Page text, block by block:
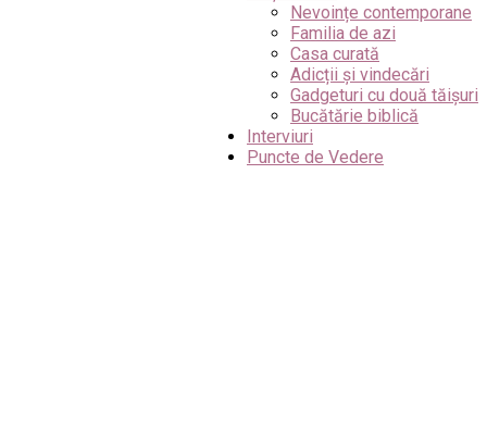
Nevoințe contemporane
Familia de azi
Casa curată
Adicții și vindecări
Gadgeturi cu două tăișuri
Bucătărie biblică
Interviuri
Puncte de Vedere